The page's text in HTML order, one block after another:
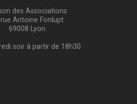
des Associations
Antoine Fonlupt
69008 Lyon
soir à partir de 18h30